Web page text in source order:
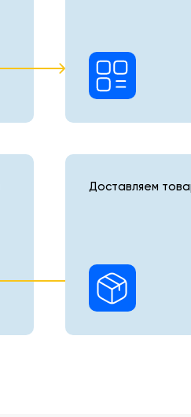
Доставляем